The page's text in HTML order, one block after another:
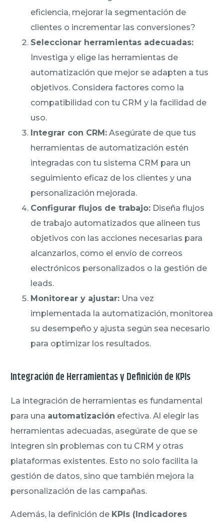
eficiencia, mejorar la segmentación de
clientes o incrementar las conversiones?
Seleccionar herramientas adecuadas:
Investiga y elige las herramientas de
automatización que mejor se adapten a tus
objetivos. Considera factores como la
compatibilidad con tu CRM y la facilidad de
uso.
Integrar con CRM: Asegúrate de que tus
herramientas de automatización estén
integradas con tu sistema CRM para un
seguimiento eficaz de los clientes y una
personalización mejorada.
Configurar flujos de trabajo: Diseña flujos
de trabajo automatizados que alineen tus
objetivos con las acciones necesarias para
alcanzarlos, como el envío de correos
electrónicos personalizados o la gestión de
leads.
Monitorear y ajustar: Una vez
implementada la automatización, monitorea
su desempeño y ajusta según sea necesario
para optimizar los resultados.
Integración de Herramientas y Definición de KPIs
La integración de herramientas es fundamental
para una automatización efectiva. Al elegir las
herramientas adecuadas, asegúrate de que se
integren sin problemas con tu CRM y otras
plataformas existentes. Esto no solo facilita la
gestión de datos, sino que también mejora la
personalización de las campañas.
Además, la definición de KPIs (Indicadores